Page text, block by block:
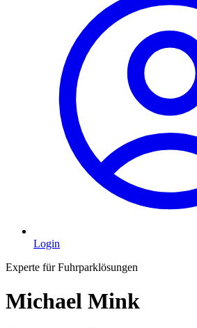
Login
Experte für Fuhrparklösungen
Michael Mink